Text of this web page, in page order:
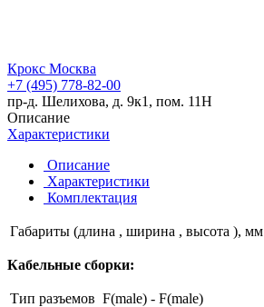
Крокс Москва
+7 (495) 778-82-00
пр-д. Шелихова, д. 9к1, пом. 11Н
Описание
Характеристики
Описание
Характеристики
Комплектация
Габариты (длина , ширина , высота ), мм
Кабельные сборки:
Тип разъемов F(male) - F(male)